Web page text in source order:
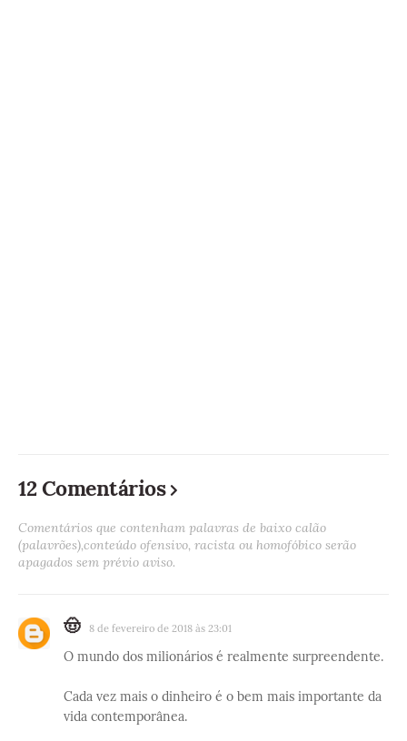
12 Comentários
Comentários que contenham palavras de baixo calão
(palavrões),conteúdo ofensivo, racista ou homofóbico serão
apagados sem prévio aviso.
🤠 8 de fevereiro de 2018 às 23:01
O mundo dos milionários é realmente surpreendente.
Cada vez mais o dinheiro é o bem mais importante da
vida contemporânea.